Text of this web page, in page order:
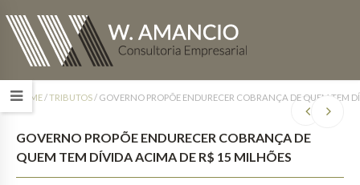
HOME/TRIBUTOS/ GOVERNO PROPÕE ENDURECER COBRANÇA DE QUEM TEM
GOVERNO PROPÕE ENDURECER COBRANÇA DE
QUEM TEM DÍVIDA ACIMA DE R$ 15 MILHÕES